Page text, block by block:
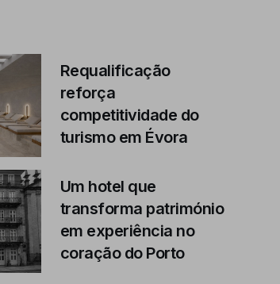
Requalificação
reforça
competitividade do
turismo em Évora
Um hotel que
transforma património
em experiência no
coração do Porto